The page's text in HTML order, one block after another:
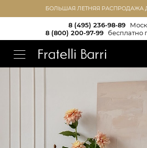
БОЛЬШАЯ ЛЕТНЯЯ РАСПРОДАЖА
8 (495) 236-98-89
8 (800) 200-97-99
бесплатно